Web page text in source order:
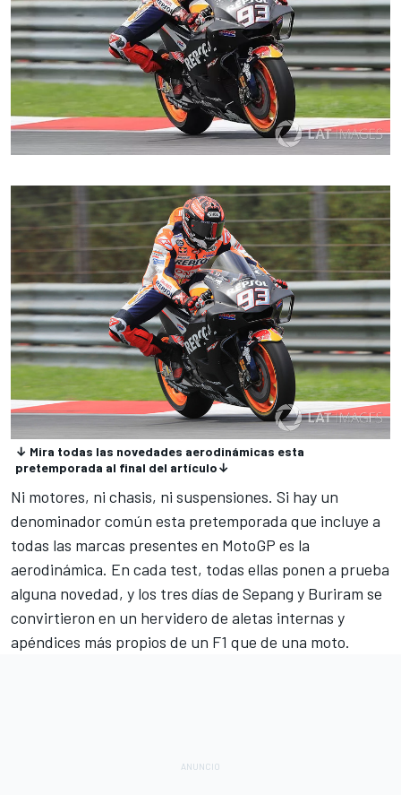
↓ Mira todas las novedades aerodinámicas esta
pretemporada al final del artículo↓
Ni motores, ni chasis, ni suspensiones. Si hay un
denominador común esta pretemporada que incluye a
todas las marcas presentes en MotoGP es la
aerodinámica. En cada test, todas ellas ponen a prueba
alguna novedad, y los tres días de Sepang y Buriram se
convirtieron en un hervidero de aletas internas y
apéndices más propios de un F1 que de una moto.